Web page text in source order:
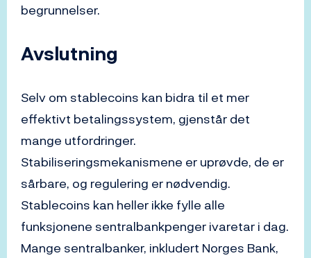
begrunnelser.
Avslutning
Selv om stablecoins kan bidra til et mer
effektivt betalingssystem, gjenstår det
mange utfordringer.
Stabiliseringsmekanismene er uprøvde, de er
sårbare, og regulering er nødvendig.
Stablecoins kan heller ikke fylle alle
funksjonene sentralbankpenger ivaretar i dag.
Mange sentralbanker, inkludert Norges Bank,